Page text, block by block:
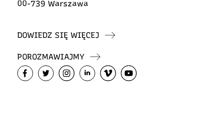
00-739 Warszawa
DOWIEDZ SIĘ WIĘCEJ
POROZMAWIAJMY